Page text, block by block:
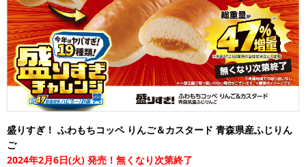
盛りすぎ！ ふわもちコッペ りんご＆カスタード 青森県産ふじりん
ご
2024年2月6日(火) 発売！無くなり次第終了